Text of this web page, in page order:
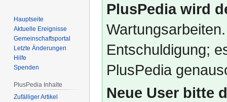
PlusPedia wird
Entschuldigung;
PlusPedia
Neue User bitte
Hauptseite
Aktuelle Ereignisse
Gemeinschafts­portal
Letzte Änderungen
Hilfe
Spenden
PlusPedia Inhalte
Zufälliger Artikel